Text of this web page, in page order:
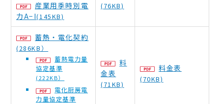
(76KB)
産業用季時別電
力A−I(145KB)
蓄熱・電化契約
(286KB）
蓄熱電力量
協定基準
(222KB）
電化厨房電
力量協定基準
料
金表
(71KB)
料金表
(70KB)